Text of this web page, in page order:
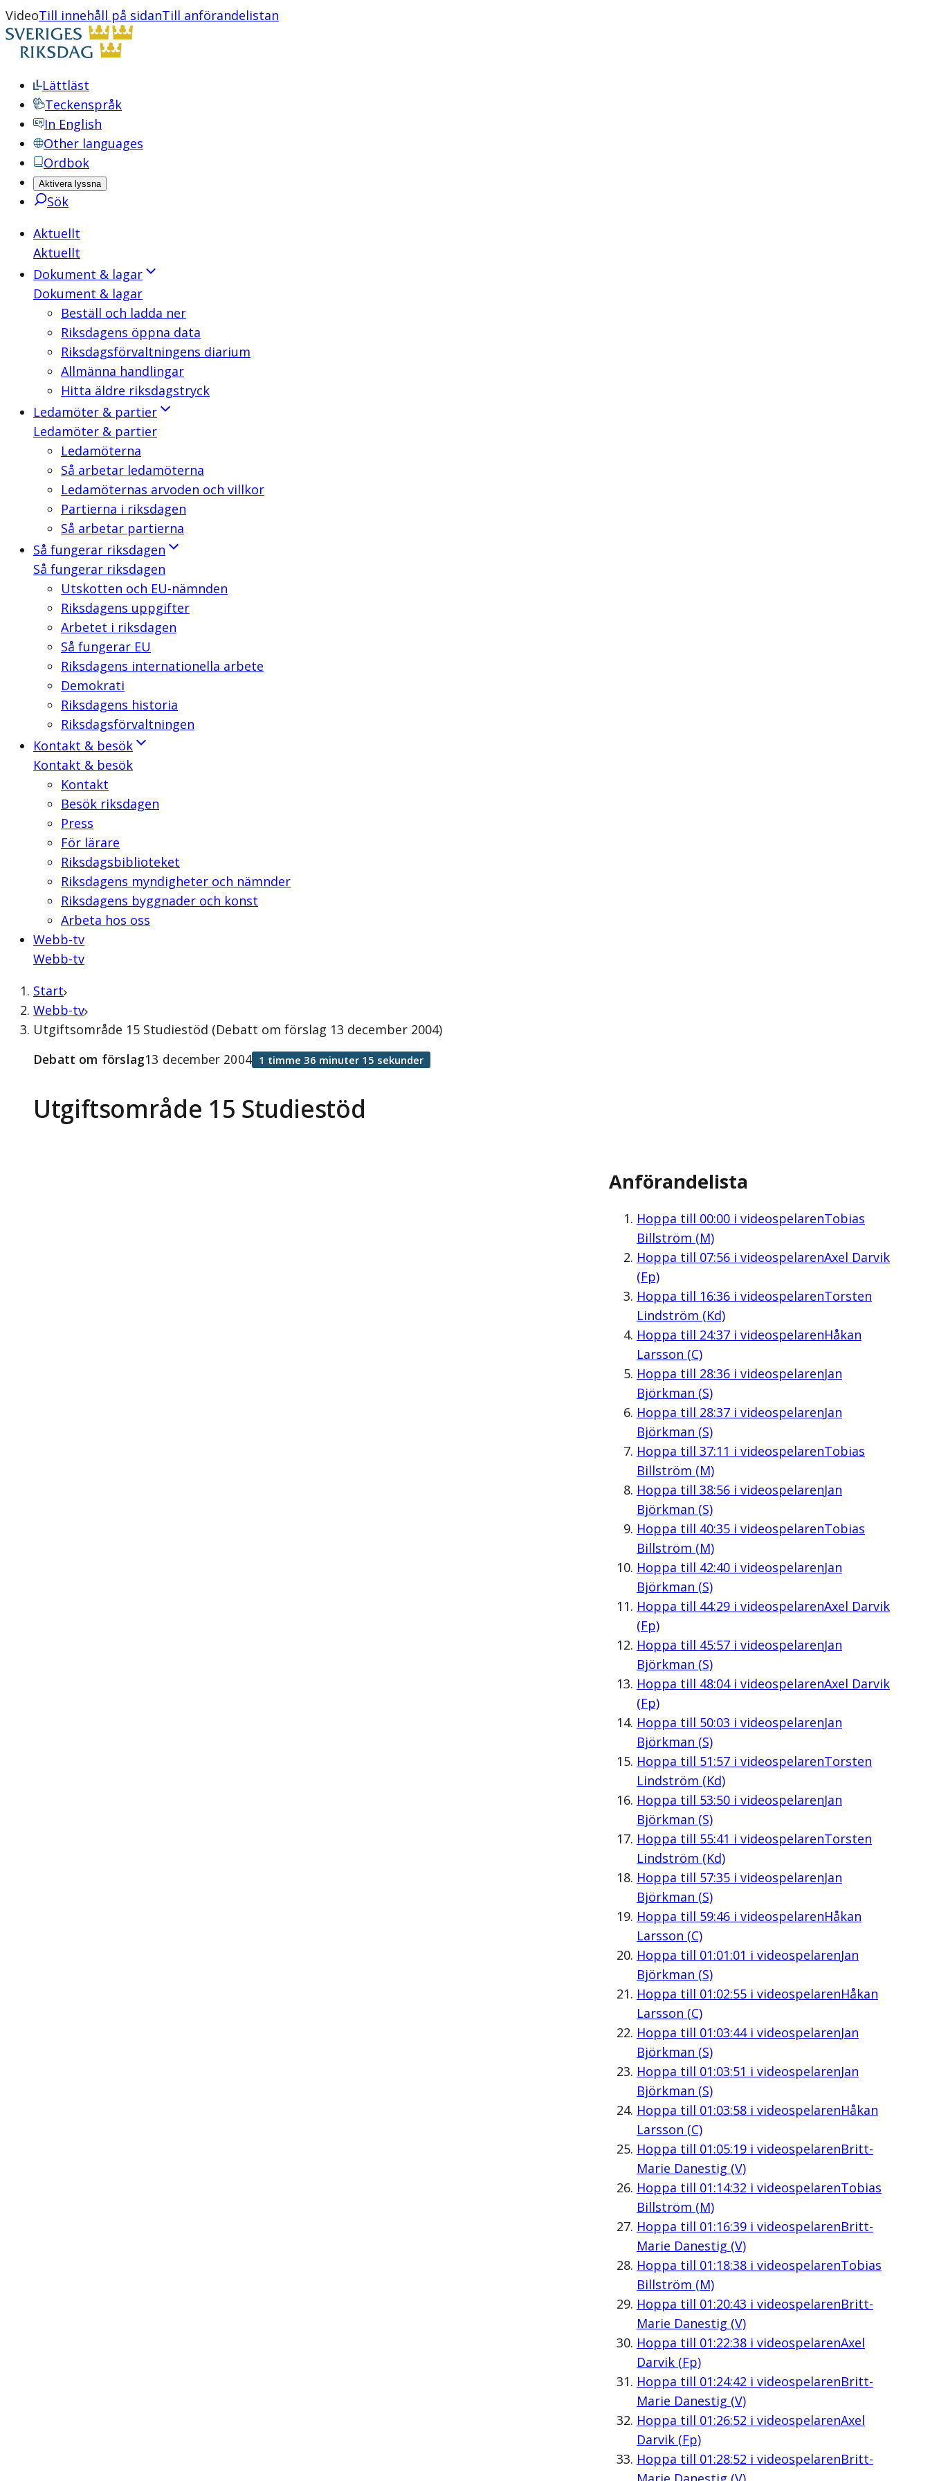
VideoTill innehåll på sidanTill anförandelistan
Lättläst
Teckenspråk
In English
Other languages
Ordbok
Aktivera lyssna
Sök
Aktuellt
Aktuellt
Dokument & lagar
Dokument & lagar
Beställ och ladda ner
Riksdagens öppna data
Riksdagsförvaltningens diarium
Allmänna handlingar
Hitta äldre riksdagstryck
Ledamöter & partier
Ledamöter & partier
Ledamöterna
Så arbetar ledamöterna
Ledamöternas arvoden och villkor
Partierna i riksdagen
Så arbetar partierna
Så fungerar riksdagen
Så fungerar riksdagen
Utskotten och EU-nämnden
Riksdagens uppgifter
Arbetet i riksdagen
Så fungerar EU
Riksdagens internationella arbete
Demokrati
Riksdagens historia
Riksdagsförvaltningen
Kontakt & besök
Kontakt & besök
Kontakt
Besök riksdagen
Press
För lärare
Riksdagsbiblioteket
Riksdagens myndigheter och nämnder
Riksdagens byggnader och konst
Arbeta hos oss
Webb-tv
Webb-tv
Start
Webb-tv
Utgiftsområde 15 Studiestöd (Debatt om förslag 13 december 2004)
Utgiftsområde 15 Studiestöd
Debatt om förslag13 december 2004 1 timme 36 minuter 15 sekunder
Anförandelista
Hoppa till 00:00i videospelarenTobias
Billström (M)
Hoppa till 07:56i videospelarenAxel Darvik
(Fp)
Hoppa till 16:36i videospelarenTorsten
Lindström (Kd)
Hoppa till 24:37i videospelarenHåkan
Larsson (C)
Hoppa till 28:36i videospelarenJan
Björkman (S)
Hoppa till 28:37i videospelarenJan
Björkman (S)
Hoppa till 37:11 i videospelarenTobias
Billström (M)
Hoppa till 38:56i videospelarenJan
Björkman (S)
Hoppa till 40:35i videospelarenTobias
Billström (M)
Hoppa till 42:40i videospelarenJan
Björkman (S)
Hoppa till 44:29i videospelarenAxel Darvik
(Fp)
Hoppa till 45:57i videospelarenJan
Björkman (S)
Hoppa till 48:04i videospelarenAxel Darvik
(Fp)
Hoppa till 50:03 i videospelarenJan
Björkman (S)
Hoppa till 51:57i videospelarenTorsten
Lindström (Kd)
Hoppa till 53:50i videospelarenJan
Björkman (S)
Hoppa till 55:41 i videospelarenTorsten
Lindström (Kd)
Hoppa till 57:35i videospelarenJan
Björkman (S)
Hoppa till 59:46i videospelarenHåkan
Larsson (C)
Hoppa till 01:01:01 i videospelarenJan
Björkman (S)
Hoppa till 01:02:55i videospelarenHåkan
Larsson (C)
Hoppa till 01:03:44i videospelarenJan
Björkman (S)
Hoppa till 01:03:51 i videospelarenJan
Björkman (S)
Hoppa till 01:03:58i videospelarenHåkan
Larsson (C)
Hoppa till 01:05:19i videospelarenBritt-
Marie Danestig (V)
Hoppa till 01:14:32 i videospelarenTobias
Billström (M)
Hoppa till 01:16:39i videospelarenBritt-
Marie Danestig (V)
Hoppa till 01:18:38i videospelarenTobias
Billström (M)
Hoppa till 01:20:43 i videospelarenBritt-
Marie Danestig (V)
Hoppa till 01:22:38i videospelarenAxel
Darvik (Fp)
Hoppa till 01:24:42 i videospelarenBritt-
Marie Danestig (V)
Hoppa till 01:26:52 i videospelarenAxel
Darvik (Fp)
Hoppa till 01:28:52 i videospelarenBritt-